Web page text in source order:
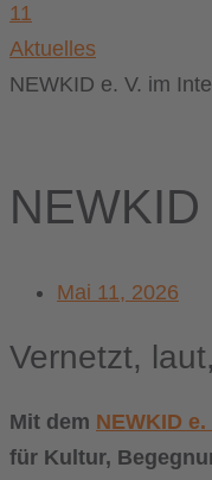
11
Aktuelles
NEWKID e. V. im
Mai 11, 2026
Vernetzt,
Mit dem NEWKID e.
für Kultur,